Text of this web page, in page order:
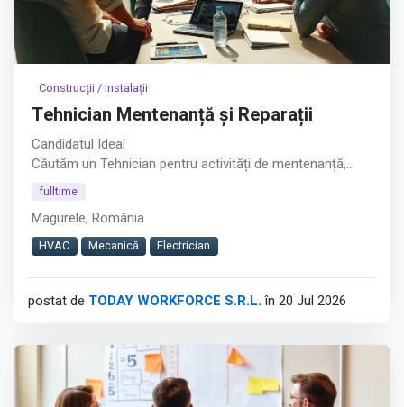
Construcții / Instalații
Tehnician Mentenanță și Reparații
Candidatul Ideal
Căutăm un Tehnician pentru activități de mentenanță,
reparații și montaj, într-un mediu de lucru dinamic, cu
Dacă ai experiență practică în domenii tehnice și îți place
Cerințe
fulltime
Magurele, România
HVAC Mecanică Electrician
postat de TODAY WORKFORCE S.R.L. în 20 Jul 2026